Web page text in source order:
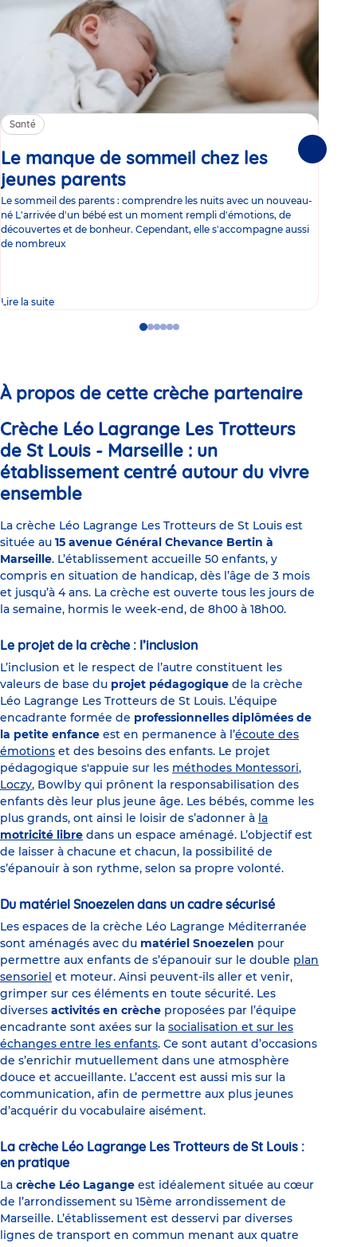
Santé
Le manque de sommeil chez les
jeunes parents
Le sommeil des parents : comprendre les nuits avec un nouveau-
né L'arrivée d'un bébé est un moment rempli d'émotions, de
découvertes et de bonheur. Cependant, elle s'accompagne aussi
de nombreux
Lire la suite
GoGoGoGo
GoGo
À propos de cette crèche partenaire
Crèche Léo Lagrange Les Trotteurs
de St Louis - Marseille : un
établissement centré autour du vivre
ensemble
La crèche Léo Lagrange Les Trotteurs de St Louis est
située au 15 avenue Général Chevance Bertin à
Marseille. L’établissement accueille 50 enfants, y
compris en situation de handicap, dès l’âge de 3 mois
et jusqu’à 4 ans. La crèche est ouverte tous les jours de
la semaine, hormis le week-end, de 8h00 à 18h00.
Le projet de la crèche : l’inclusion
L’inclusion et le respect de l’autre constituent les
valeurs de base du projet pédagogique de la crèche
Léo Lagrange Les Trotteurs de St Louis. L’équipe
encadrante formée de professionnelles diplômées de
la petite enfance est en permanence à l’écoute des
émotions et des besoins des enfants. Le projet
pédagogique s'appuie sur les méthodes Montessori,
Loczy, Bowlby qui prônent la responsabilisation des
enfants dès leur plus jeune âge. Les bébés, comme les
plus grands, ont ainsi le loisir de s’adonner à la
motricité libre dans un espace aménagé. L’objectif est
de laisser à chacune et chacun, la possibilité de
s’épanouir à son rythme, selon sa propre volonté.
Du matériel Snoezelen dans un cadre sécurisé
Les espaces de la crèche Léo Lagrange Méditerranée
sont aménagés avec du matériel Snoezelen pour
permettre aux enfants de s’épanouir sur le double plan
sensoriel et moteur. Ainsi peuvent-ils aller et venir,
grimper sur ces éléments en toute sécurité. Les
diverses activités en crèche proposées par l’équipe
encadrante sont axées sur la socialisation et sur les
échanges entre les enfants. Ce sont autant d’occasions
de s’enrichir mutuellement dans une atmosphère
douce et accueillante. L’accent est aussi mis sur la
communication, afin de permettre aux plus jeunes
d’acquérir du vocabulaire aisément.
La crèche Léo Lagrange Les Trotteurs de St Louis :
en pratique
La crèche Léo Lagange est idéalement située au cœur
de l’arrondissement su 15ème arrondissement de
Marseille. L’établissement est desservi par diverses
lignes de transport en commun menant aux quatre